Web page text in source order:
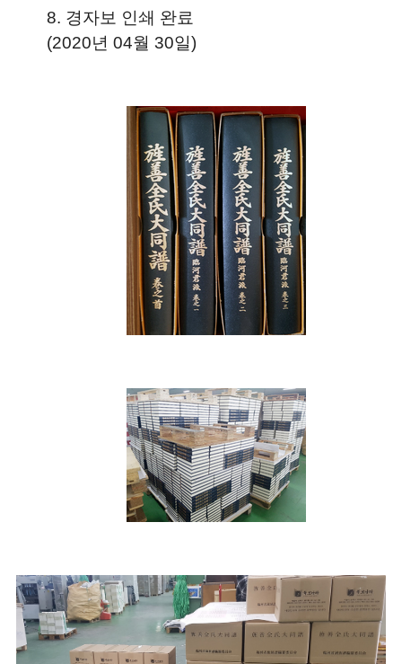
8. 경자보 인쇄 완료
(2020년 04월 30일)